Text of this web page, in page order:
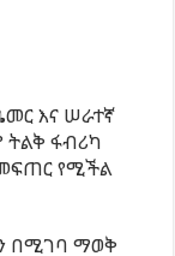
እና ሠራተኛ
ትልቅ ፋብሪካ
የሚችል
በሚገባ ማወቅ